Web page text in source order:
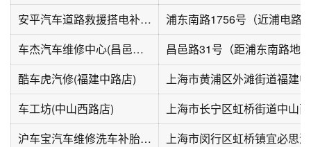
安平汽车道路救援搭电补胎拖车
浦东南路1756号（近浦电路
车杰汽车维修中心(昌邑路店)
酷车虎汽修(福建中路店)
上海市黄浦区外滩街道福建
车工坊(中山西路店)
沪车宝汽车维修洗车补胎搭电道路救援(吴中路店)